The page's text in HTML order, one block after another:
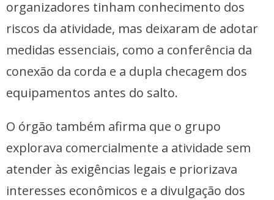
organizadores tinham conhecimento dos
riscos da atividade, mas deixaram de adotar
medidas essenciais, como a conferência da
conexão da corda e a dupla checagem dos
equipamentos antes do salto.
O órgão também afirma que o grupo
explorava comercialmente a atividade sem
atender às exigências legais e priorizava
interesses econômicos e a divulgação dos